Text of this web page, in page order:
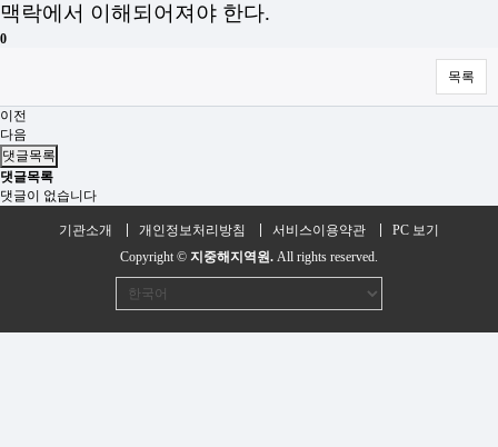
맥락에서 이해되어져야 한다.
0
목록
이전
다음
댓글목록
댓글목록
댓글이 없습니다
기관소개 개인정보처리방침 서비스이용약관
PC 보기
Copyright © 지중해지역원. All rights reserved.